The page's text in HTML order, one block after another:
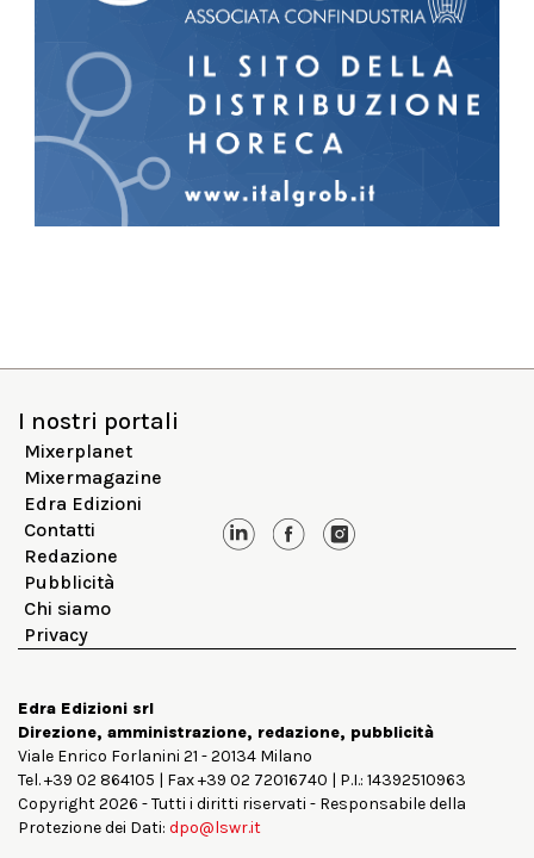
I nostri portali
Mixerplanet
Mixermagazine
Edra Edizioni
Contatti
Redazione
Pubblicità
Chi siamo
Privacy
Edra Edizioni srl
Direzione, amministrazione, redazione, pubblicità
Viale Enrico Forlanini 21 - 20134 Milano
Tel. +39 02 864105 | Fax +39 02 72016740 | P.I.: 14392510963
Copyright 2026 - Tutti i diritti riservati - Responsabile della
Protezione dei Dati: dpo@lswr.it